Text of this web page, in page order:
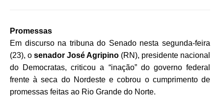
Promessas
Em discurso na tribuna do Senado nesta segunda-feira
(23), o senador José Agripino (RN), presidente nacional
do Democratas, criticou a “inação” do governo federal
frente à seca do Nordeste e cobrou o cumprimento de
promessas feitas ao Rio Grande do Norte.